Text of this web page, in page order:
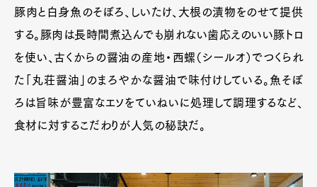
豚肉と白身魚のそぼろ、しいたけ、大根の漬物をのせて提供
する。豚肉は長時間煮込んでも崩れない歯応えのいい豚トロ
を使い、古くからの醤油の産地・西螺（シールオ）でつくられ
た「丸荘醤油」のまろやかな醤油で味付けしている。魚そぼ
ろは旨味が豊富なエソをていねいに処理して調理するなど、
食材に対するこだわりが人気の秘訣だ。